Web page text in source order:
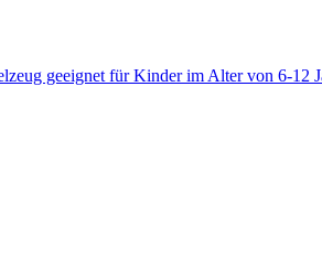
geeignet für Kinder im Alter von 6-12